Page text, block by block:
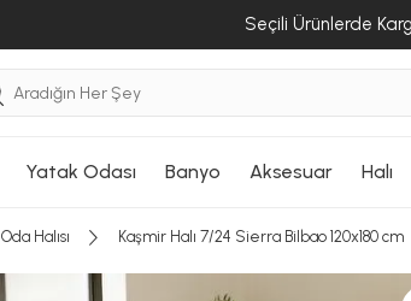
Seçili Ürünlerde
Yatak Odası Banyo Aksesuar Halı
Oda Halısı Kaşmir Halı 7/24 Sierra Bilbao 120x180 cm